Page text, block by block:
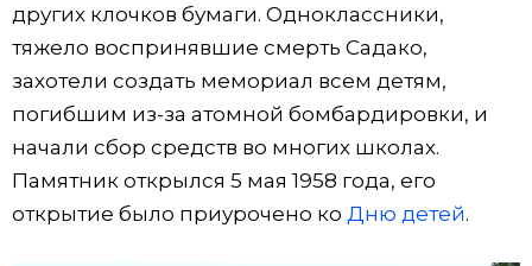
других клочков бумаги. Одноклассники,
тяжело воспринявшие смерть Садако,
захотели создать мемориал всем детям,
погибшим из-за атомной бомбардировки, и
начали сбор средств во многих школах.
Памятник открылся 5 мая 1958 года, его
открытие было приурочено ко Дню детей.